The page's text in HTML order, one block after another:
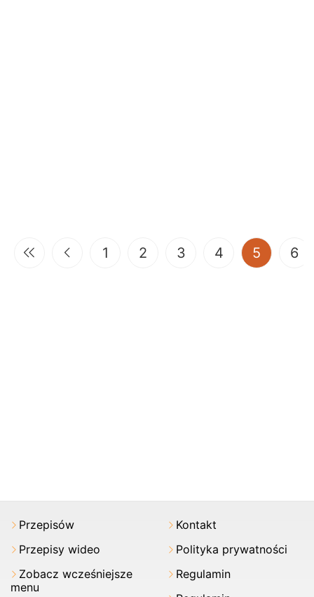
1 2 3 4 5 6
Przepisów
Przepisy wideo
Zobacz wcześniejsze
menu
Kontakt
Polityka prywatności
Regulamin